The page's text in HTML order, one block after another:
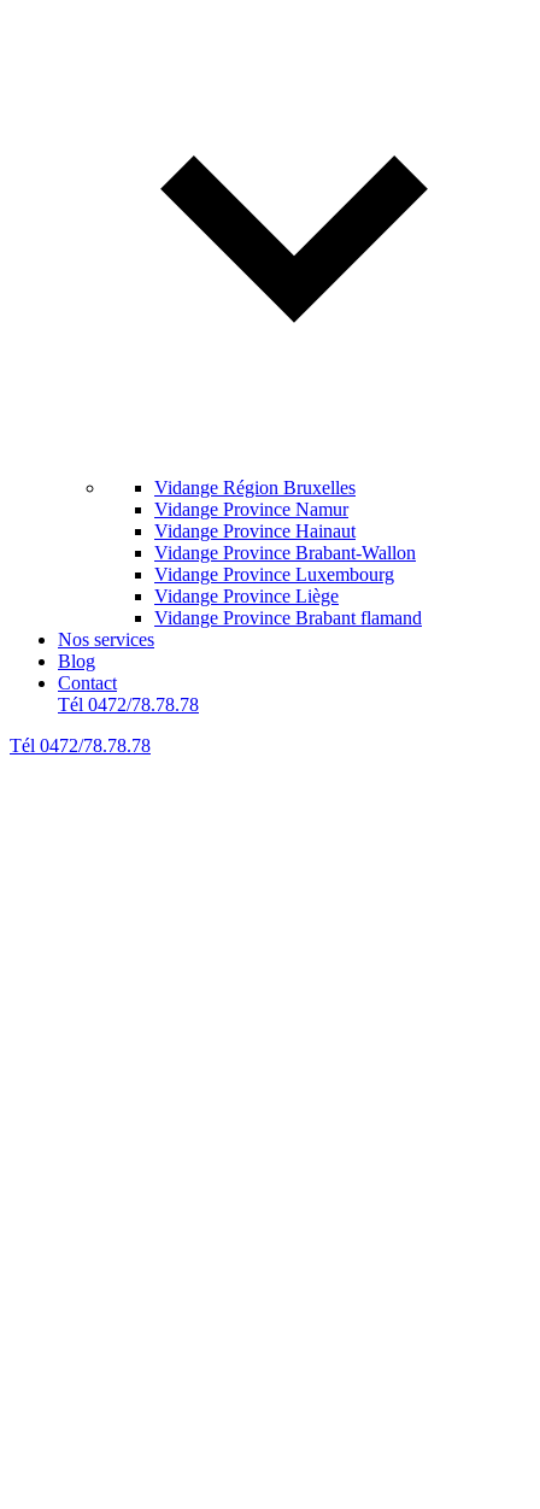
Vidange Région Bruxelles
Vidange Province Namur
Vidange Province Hainaut
Vidange Province Brabant-Wallon
Vidange Province Luxembourg
Vidange Province Liège
Vidange Province Brabant flamand
Nos services
Blog
Contact
Tél 0472/78.78.78
Tél 0472/78.78.78